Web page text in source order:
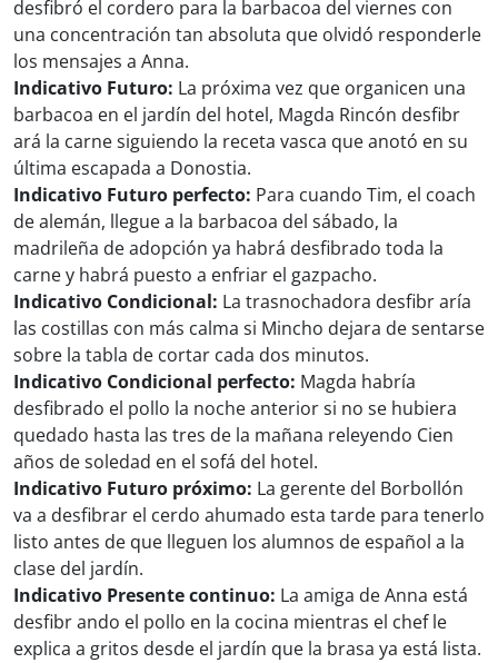
desfibró el cordero para la barbacoa del viernes con
una concentración tan absoluta que olvidó responderle
los mensajes a Anna.
Indicativo Futuro: La próxima vez que organicen una
barbacoa en el jardín del hotel, Magda Rincón desfibr
ará la carne siguiendo la receta vasca que anotó en su
última escapada a Donostia.
Indicativo Futuro perfecto: Para cuando Tim, el coach
de alemán, llegue a la barbacoa del sábado, la
madrileña de adopción ya habrá desfibrado toda la
carne y habrá puesto a enfriar el gazpacho.
Indicativo Condicional: La trasnochadora desfibr aría
las costillas con más calma si Mincho dejara de sentarse
sobre la tabla de cortar cada dos minutos.
Indicativo Condicional perfecto: Magda habría
desfibrado el pollo la noche anterior si no se hubiera
quedado hasta las tres de la mañana releyendo Cien
años de soledad en el sofá del hotel.
Indicativo Futuro próximo: La gerente del Borbollón
va a desfibrar el cerdo ahumado esta tarde para tenerlo
listo antes de que lleguen los alumnos de español a la
clase del jardín.
Indicativo Presente continuo: La amiga de Anna está
desfibr ando el pollo en la cocina mientras el chef le
explica a gritos desde el jardín que la brasa ya está lista.